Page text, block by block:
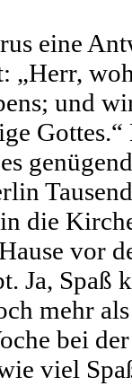
eine
„Herr,
und
die
vor
Ja, Spaß
mehr
bei
viel